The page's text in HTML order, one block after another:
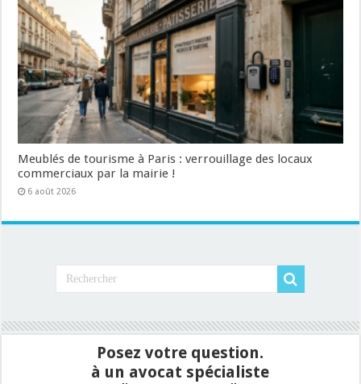
Meublés de tourisme à Paris : verrouillage des locaux
commerciaux par la mairie !
6 août 2026
Posez votre question.
à un avocat spécialiste